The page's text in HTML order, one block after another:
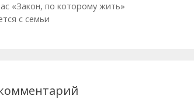
«Закон, по которому жить»
с семьи